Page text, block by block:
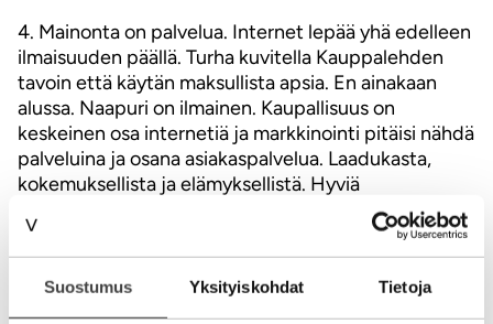
Suostumus Yksityiskohdat Tietoja
4. Mainonta on palvelua. Internet lepää yhä edelleen
ilmaisuuden päällä. Turha kuvitella Kauppalehden
tavoin että käytän maksullista apsia. En ainakaan
alussa. Naapuri on ilmainen. Kaupallisuus on
keskeinen osa internetiä ja markkinointi pitäisi nähdä
palveluina ja osana asiakaspalvelua. Laadukasta,
kokemuksellista ja elämyksellistä. Hyviä
käyttöliittymiä ja linkityksiä. Sopivasti spämmäystä ja
hyviä virikkeitä. Siitä sopiva markkinointikokonaisuus,
ei fanaattista ”tekstimainonta” tai ”ei mainoksia” tai
ei saa tehdä välisivua –ajattelua. Onhan
televisiossakin katkot ja aikakausilehdissä